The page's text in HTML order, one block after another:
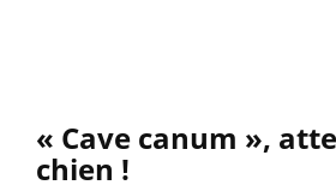
« Cave canum »,
chien !